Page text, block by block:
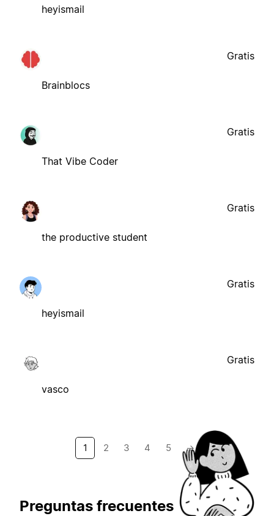
heyismail
Brainblocs
Gratis
That Vibe Coder
Gratis
the productive student
Gratis
heyismail
Gratis
vasco
Gratis
1 2 3 4 5 →
Preguntas frecuentes